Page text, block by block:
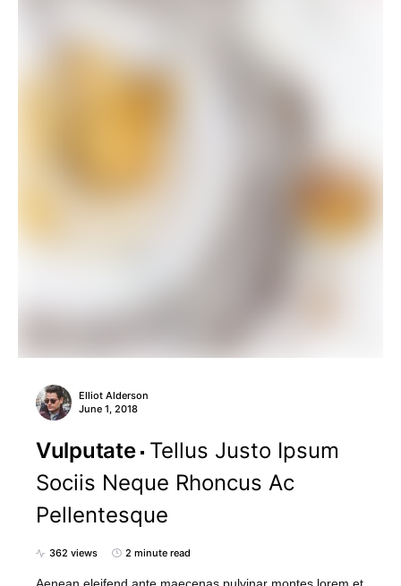
Elliot Alderson
June 1, 2018
Vulputate Tellus Justo Ipsum
Sociis Neque Rhoncus Ac
Pellentesque
362 views 2 minute read